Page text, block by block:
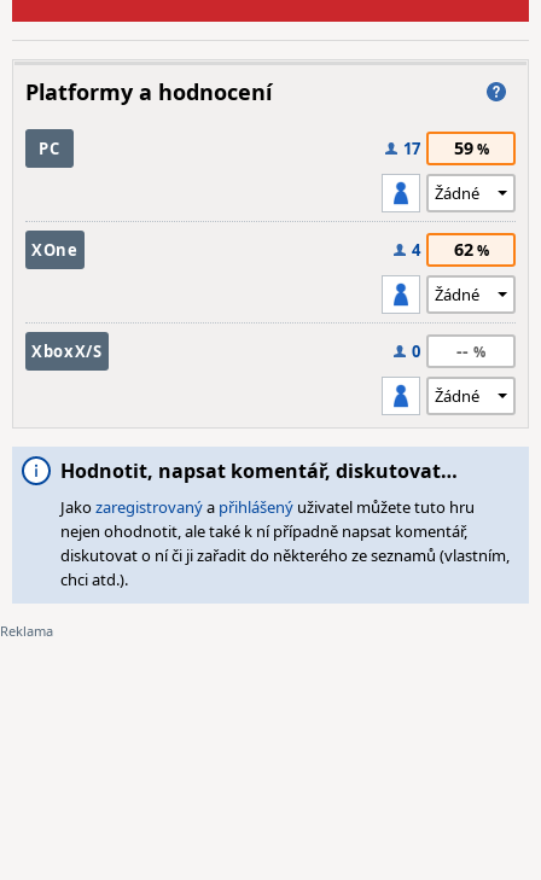
Platformy a hodnocení
PC 17 59
XOne 4 62
XboxX/S 0 --
Hodnotit, napsat komentář, diskutovat…
Jakozaregistrovanýa přihlášený uživatel můžete tuto hru
nejen ohodnotit, ale také k ní případně napsat komentář,
diskutovat o ní či ji zařadit do některého ze seznamů (vlastním,
chci atd.).